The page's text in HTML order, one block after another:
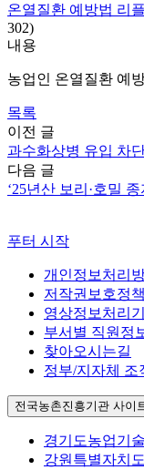
온열질환 예방법 리
302)
내용
농업인 온열질환 예
목록
이전 글
과수화상병 유입 차
다음 글
‘25년산 보리·호밀
푸터 시작
개인정보처리
저작권보호정책
영상정보처리
부서별 직원정
찾아오시는길
정부/지자체 조
전국농촌진흥기관 사이
경기도농업기
강원특별자치